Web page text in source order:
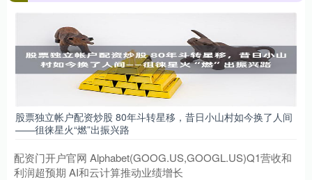
股票独立帐户配资炒股 80年斗转星移，昔日小山村如今换了人间
——徂徕星火“燃”出振兴路
配资门开户官网 Alphabet(GOOG.US,GOOGL.US)Q1营收和
利润超预期 AI和云计算推动业绩增长